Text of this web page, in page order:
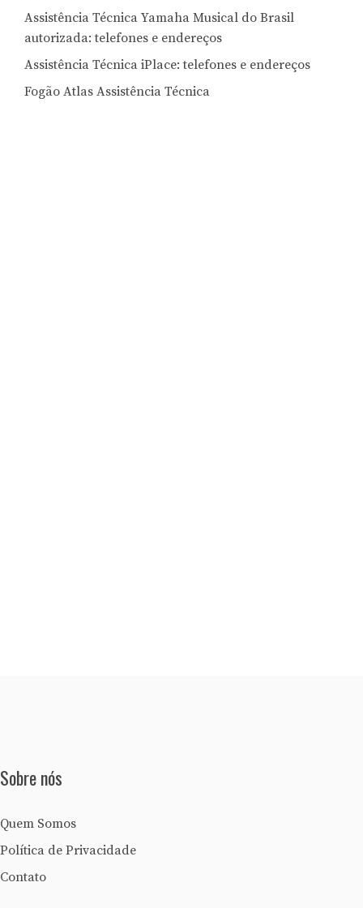
Assistência Técnica Yamaha Musical do Brasil
autorizada: telefones e endereços
Assistência Técnica iPlace: telefones e endereços
Fogão Atlas Assistência Técnica
Sobre nós
Quem Somos
Política de Privacidade
Contato